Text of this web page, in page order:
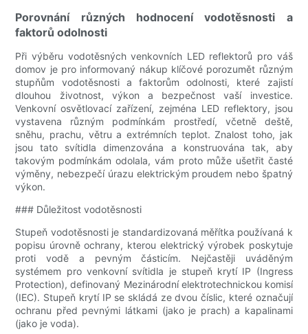
Porovnání různých hodnocení vodotěsnosti a
faktorů odolnosti
Při výběru vodotěsných venkovních LED reflektorů pro váš
domov je pro informovaný nákup klíčové porozumět různým
stupňům vodotěsnosti a faktorům odolnosti, které zajistí
dlouhou životnost, výkon a bezpečnost vaší investice.
Venkovní osvětlovací zařízení, zejména LED reflektory, jsou
vystavena různým podmínkám prostředí, včetně deště,
sněhu, prachu, větru a extrémních teplot. Znalost toho, jak
jsou tato svítidla dimenzována a konstruována tak, aby
takovým podmínkám odolala, vám proto může ušetřit časté
výměny, nebezpečí úrazu elektrickým proudem nebo špatný
výkon.
### Důležitost vodotěsnosti
Stupeň vodotěsnosti je standardizovaná měřítka používaná k
popisu úrovně ochrany, kterou elektrický výrobek poskytuje
proti vodě a pevným částicím. Nejčastěji uváděným
systémem pro venkovní svítidla je stupeň krytí IP (Ingress
Protection), definovaný Mezinárodní elektrotechnickou komisí
(IEC). Stupeň krytí IP se skládá ze dvou číslic, které označují
ochranu před pevnými látkami (jako je prach) a kapalinami
(jako je voda).